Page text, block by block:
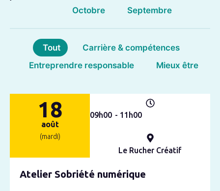
Octobre
Septembre
Carrière & compétences
Entreprendre responsable
Mieux être
Tout
18
août
(mardi)
09h00 - 11h00
Le Rucher Créatif
Atelier Sobriété numérique